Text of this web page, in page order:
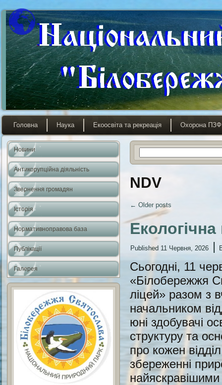
Головна Наука Екоосвіта та рекреація Охорона ПЗФ
Новини
Антикорупційна діяльність
Звернення громадян
Історія
Нормативноправова база
Публікації
Галерея
NDV
← Older posts
Published 11 Червня, 2026 |
Сьогодні, 11
«Білобережжя
ліцей» разом з
начальником
юні здобувачі
структуру та
про кожен
збереженні
найяскравішими